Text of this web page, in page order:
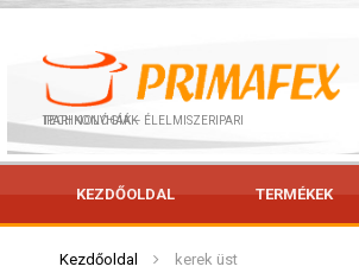
IPARI KONYHÁK – ÉLELMISZERIPARI TECHNOLÓGIÁK
KEZDŐOLDAL TERMÉKEK
Kezdőoldal kerek üst